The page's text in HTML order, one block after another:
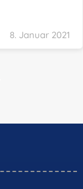
8. Januar 2021